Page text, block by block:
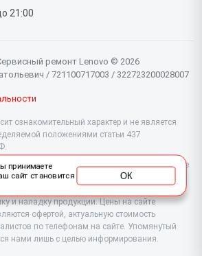
21:00
ремонт Lenovo © 2026
/ 721100717003 / 322723200028007
ознакомительный характер и не является
положениями статьи 437
и ремонте техники Lenovo, но не
представителем. Предоставляем
после истечения гарантии, а также
и наладку продукции. Цены на сайте
офертой, актуальную стоимость
по телефонам на сайте. Упомянутый
нами лишь с целью информирования.
принимаете
сайт становится
ОК